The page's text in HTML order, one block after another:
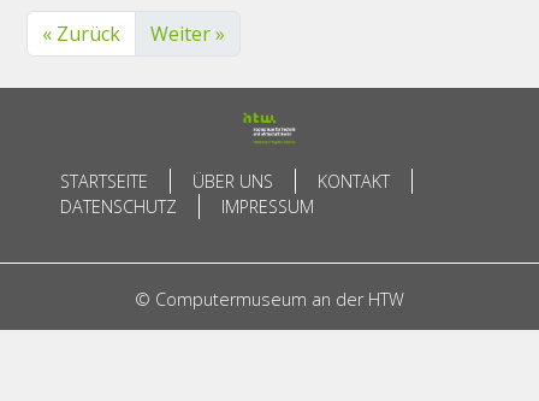
« Zurück Weiter »
STARTSEITE ÜBER UNS
KONTAKT
DATENSCHUTZ
IMPRESSUM
© Computermuseum an der HTW